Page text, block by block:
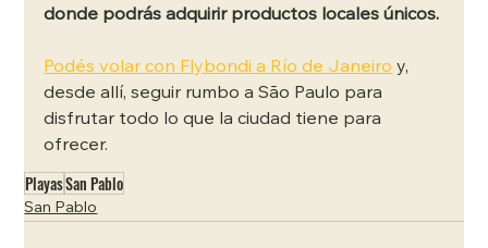
donde podrás adquirir productos locales únicos.
Podés volar con Flybondi a Río de Janeiro y,
desde allí, seguir rumbo a São Paulo para
disfrutar todo lo que la ciudad tiene para
ofrecer.
PlayasSan Pablo
San Pablo